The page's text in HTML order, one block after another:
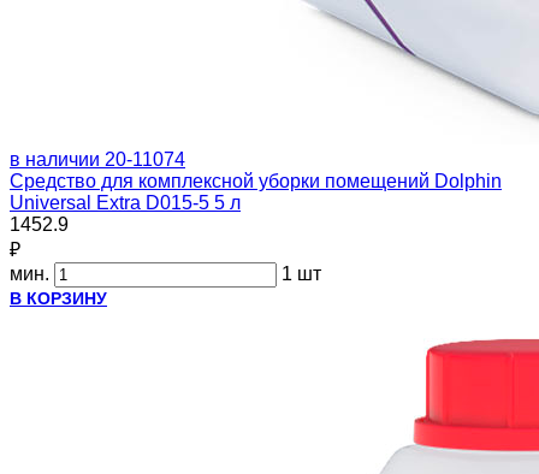
в наличии 20-11074
Средство для комплексной уборки помещений Dolphin
Universal Extra D015-5 5 л
1452.9
₽
мин.
1 шт
В КОРЗИНУ